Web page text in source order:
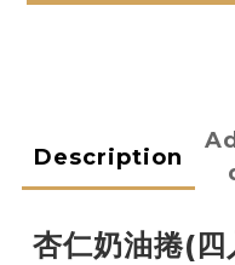
Description
杏仁奶油捲(四